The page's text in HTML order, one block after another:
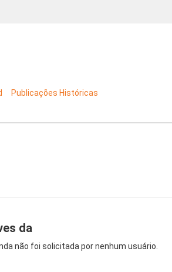
Publicações Históricas
da
não foi solicitada por nenhum usuário.